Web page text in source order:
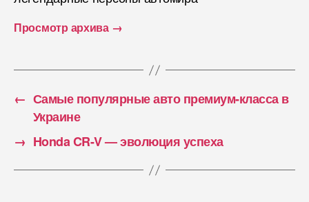
Просмотр архива →
← Самые популярные авто премиум-класса в
Украине
→ Honda CR-V — эволюция успеха